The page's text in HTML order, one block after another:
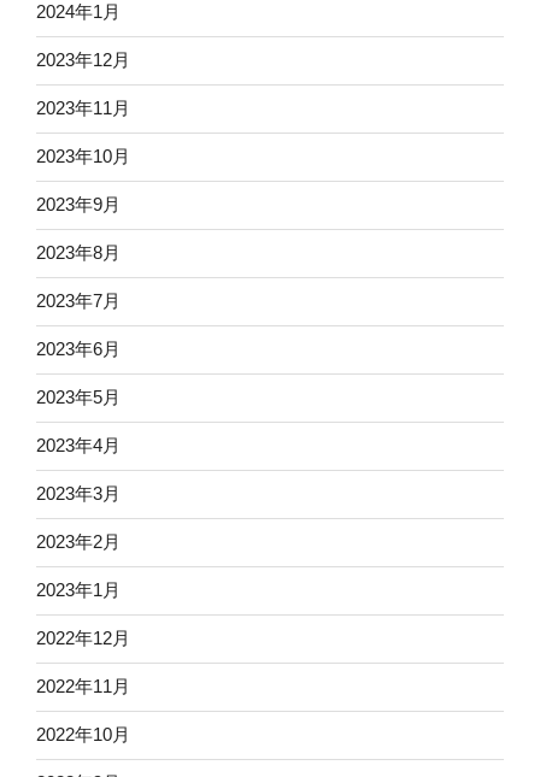
2024年1月
2023年12月
2023年11月
2023年10月
2023年9月
2023年8月
2023年7月
2023年6月
2023年5月
2023年4月
2023年3月
2023年2月
2023年1月
2022年12月
2022年11月
2022年10月